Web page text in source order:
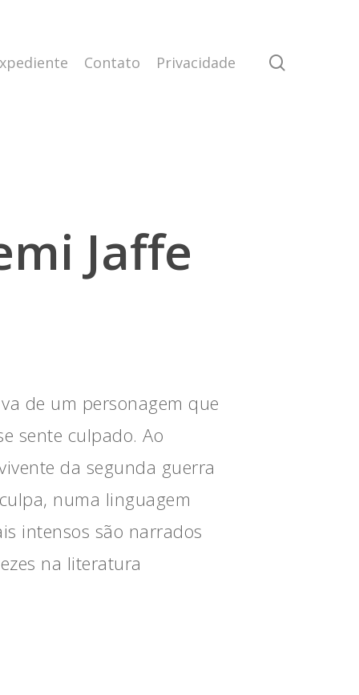
Contato Privacidade
Jaffe
de um personagem que
sente culpado. Ao
da segunda guerra
numa linguagem
intensos são narrados
na literatura